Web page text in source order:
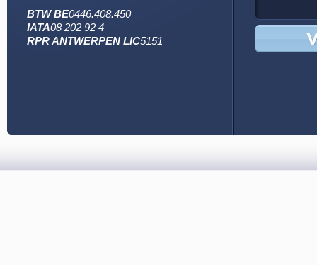
BTW BE0446.408.450
IATA08 202 92 4
RPR ANTWERPEN LIC5151